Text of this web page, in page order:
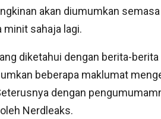
akan diumumkan
minit sahaja lagi.
diketahui dengan berita-
beberapa maklumat
dengan
Nerdleaks.